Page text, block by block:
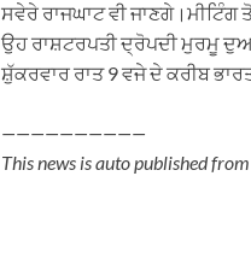
ਸਵੇਰੇ ਰਾਜਘਾਟ ਵੀ
ਉਹ ਰਾਸ਼ਟਰਪਤੀ ਦ੍ਰੋਪਦੀ ਮੁਰਮੂ
ਸ਼ੁੱਕਰਵਾਰ ਰਾਤ 9 ਵਜੇ ਦੇ ਕਰੀਬ
——————————
This news is auto published